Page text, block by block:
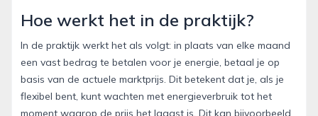
Hoe werkt het in de praktijk?
In de praktijk werkt het als volgt: in plaats van elke maand
een vast bedrag te betalen voor je energie, betaal je op
basis van de actuele marktprijs. Dit betekent dat je, als je
flexibel bent, kunt wachten met energieverbruik tot het